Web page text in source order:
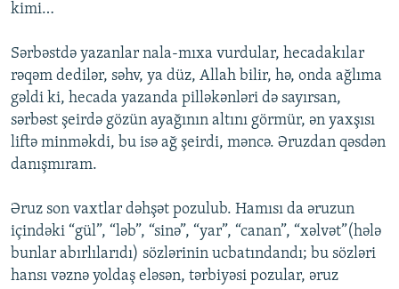
kimi…
Sərbəstdə yazanlar nala-mıxa vurdular, hecadakılar
rəqəm dedilər, səhv, ya düz, Allah bilir, hə, onda ağlıma
gəldi ki, hecada yazanda pilləkənləri də sayırsan,
sərbəst şeirdə gözün ayağının altını görmür, ən yaxşısı
liftə minməkdi, bu isə ağ şeirdi, məncə. Əruzdan qəsdən
danışmıram.
Əruz son vaxtlar dəhşət pozulub. Hamısı da əruzun
içindəki “gül”, “ləb”, “sinə”, “yar”, “canan”, “xəlvət”(hələ
bunlar abırlılarıdı) sözlərinin ucbatındandı; bu sözləri
hansı vəznə yoldaş eləsən, tərbiyəsi pozular, əruz